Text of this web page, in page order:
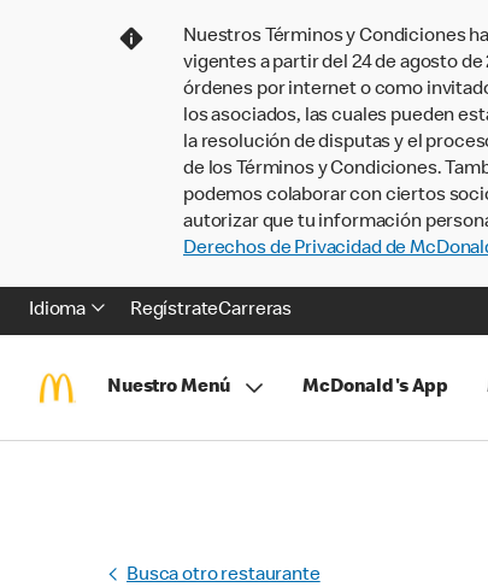
Nuestros Términos y Condiciones
vigentes a partir del 24 de agosto
órdenes por internet o como
los asociados, las cuales pueden
la resolución de disputas y el
de los Términos y Condiciones.
podemos colaborar con ciertos
autorizar que tu información
Derechos de Privacidad de
Idioma RegístrateCarreras
Nuestro Menú McDonald's App
Busca otro restaurante